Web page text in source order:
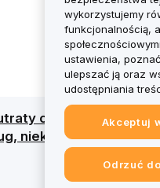
całego kapitału.
niektóre oferty na
wykorzystujemy
funkcjonalnością,
ustawienia,
ulepszać ją oraz
udostępniania
Akceptuj
Odrzuć